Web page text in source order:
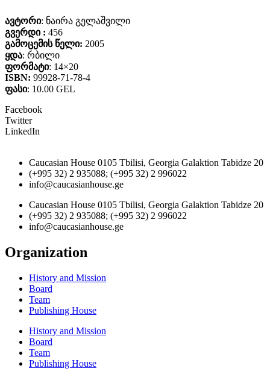
ავტორი: ნაირა გელაშვილი
გვერდი : 456
გამოცემის წელი: 2005
ყდა: რბილი
ფორმატი: 14×20
ISBN: 99928-71-78-4
ფასი: 10.00 GEL
Facebook
Twitter
LinkedIn
Caucasian House 0105 Tbilisi, Georgia Galaktion Tabidze 20
(+995 32) 2 935088; (+995 32) 2 996022
info@caucasianhouse.ge
Caucasian House 0105 Tbilisi, Georgia Galaktion Tabidze 20
(+995 32) 2 935088; (+995 32) 2 996022
info@caucasianhouse.ge
Organization
History and Mission
Board
Team
Publishing House
History and Mission
Board
Team
Publishing House